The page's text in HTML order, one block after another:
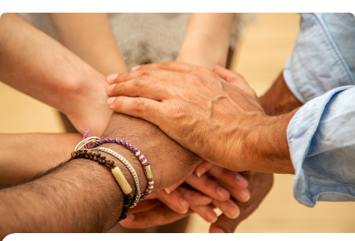
Lyssna